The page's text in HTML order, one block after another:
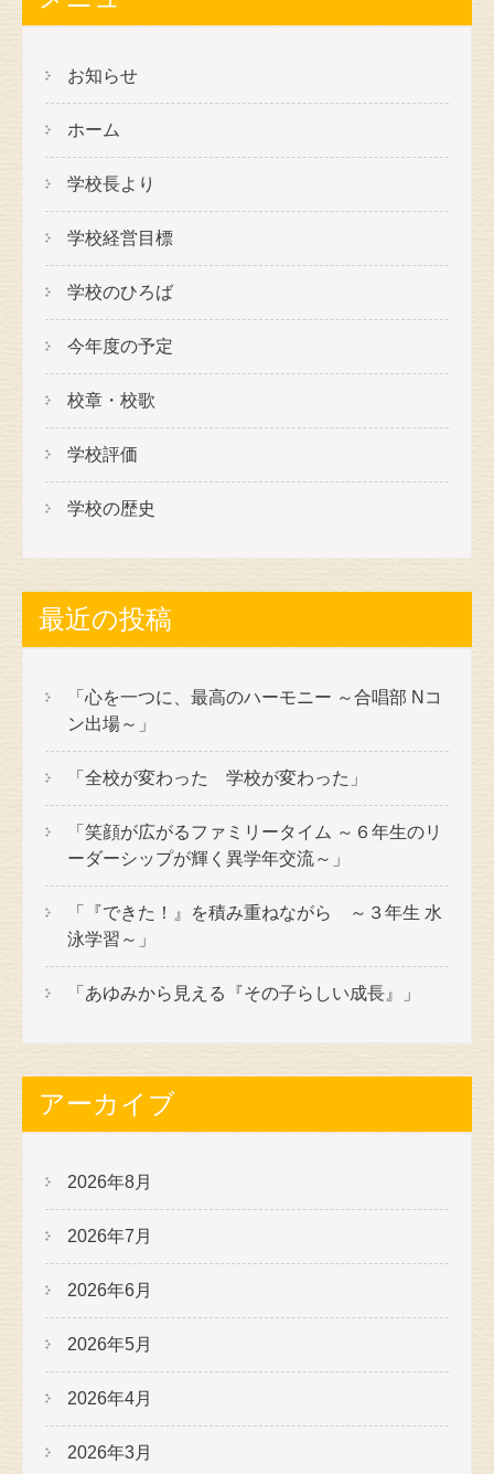
お知らせ
ホーム
学校長より
学校経営目標
学校のひろば
今年度の予定
校章・校歌
学校評価
学校の歴史
最近の投稿
「心を一つに、最高のハーモニー ～合唱部 Nコ
ン出場～」
「全校が変わった 学校が変わった」
「笑顔が広がるファミリータイム ～６年生のリ
ーダーシップが輝く異学年交流～」
「『できた！』を積み重ねながら ～３年生 水
泳学習～」
「あゆみから見える『その子らしい成長』」
アーカイブ
2026年8月
2026年7月
2026年6月
2026年5月
2026年4月
2026年3月